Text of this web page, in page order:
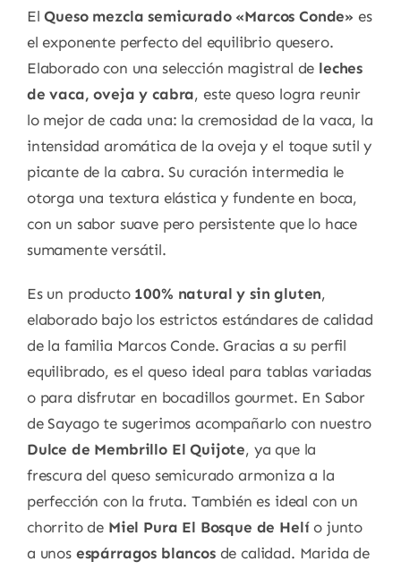
ElQueso mezcla semicurado «Marcos Conde» es
el exponente perfecto del equilibrio quesero.
Elaborado con una selección magistral de leches
de vaca, oveja y cabra, este queso logra reunir
lo mejor de cada una: la cremosidad de la vaca, la
intensidad aromática de la oveja y el toque sutil y
picante de la cabra. Su curación intermedia le
otorga una textura elástica y fundente en boca,
con un sabor suave pero persistente que lo hace
sumamente versátil.
Es un producto 100% natural y sin gluten,
elaborado bajo los estrictos estándares de calidad
de la familia Marcos Conde. Gracias a su perfil
equilibrado, es el queso ideal para tablas variadas
o para disfrutar en bocadillos gourmet. En Sabor
de Sayago te sugerimos acompañarlo con nuestro
Dulce de Membrillo El Quijote, ya que la
frescura del queso semicurado armoniza a la
perfección con la fruta. También es ideal con un
chorrito de Miel Pura El Bosque de Helío junto
a unos espárragos blancosde calidad. Marida de